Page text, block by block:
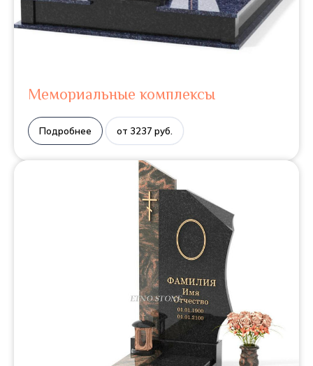
Мемориальные комплексы
Подробнее от 3237 руб.